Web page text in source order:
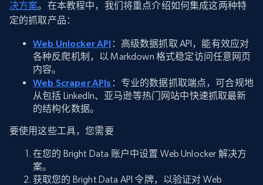
决方案。在本教程中，我们将重点介绍如何集成这两种特
定的抓取产品：
Web Unlocker API ：高级数据抓取 API，能有效应对
各种反爬机制，以 Markdown 格式稳定访问任意网页
内容。
Web Scraper APIs ：专业的数据抓取端点，可合规地
从包括 LinkedIn、亚马逊等热门网站中快速抓取最新
的结构化数据。
要使用这些工具，您需要
在您的 Bright Data 账户中设置 Web Unlocker 解决方
案。
获取您的 Bright Data API 令牌，以验证对 Web